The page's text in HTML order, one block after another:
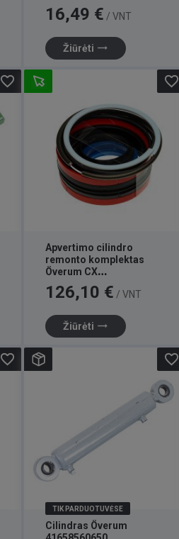
Kaina
16,49 € / VNT
Žiūrėti trending_flat
favorite_border
Apvertimo cilindro
remonto komplektas
Överum CX
DX41659466800
Kaina
126,10 € / VNT
Žiūrėti trending_flat
favorite_border
favorite_border
TIK PARDUOTUVĖSE
Cilindras Överum
favorite_border